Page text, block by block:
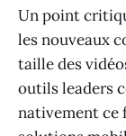
Un point
les nouveaux
taille des
outils leaders
nativement ce